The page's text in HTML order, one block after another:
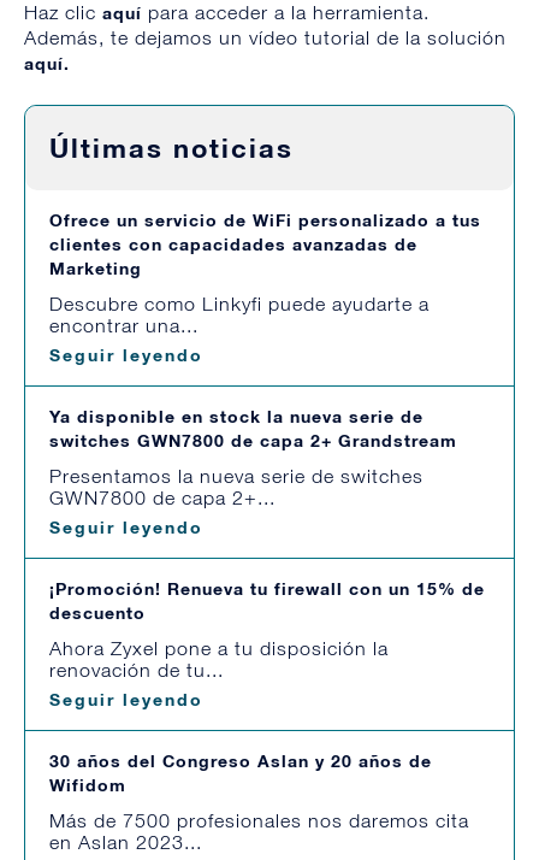
Haz clic aquí para acceder a la herramienta.
Además, te dejamos un vídeo tutorial de la solución
aquí.
Últimas noticias
Ofrece un servicio de WiFi personalizado a tus
clientes con capacidades avanzadas de
Marketing
Descubre como Linkyfi puede ayudarte a
encontrar una...
Seguir leyendo
Ya disponible en stock la nueva serie de
switches GWN7800 de capa 2+ Grandstream
Presentamos la nueva serie de switches
GWN7800 de capa 2+...
Seguir leyendo
¡Promoción! Renueva tu firewall con un 15% de
descuento
Ahora Zyxel pone a tu disposición la
renovación de tu...
Seguir leyendo
30 años del Congreso Aslan y 20 años de
Wifidom
Más de 7500 profesionales nos daremos cita
en Aslan 2023...